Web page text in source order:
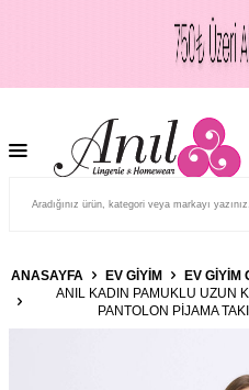
ANASAYFA EV GIYIM EV GIYIM
ANIL KADIN PAMUKLU UZUN
PANTOLON PIJAMA